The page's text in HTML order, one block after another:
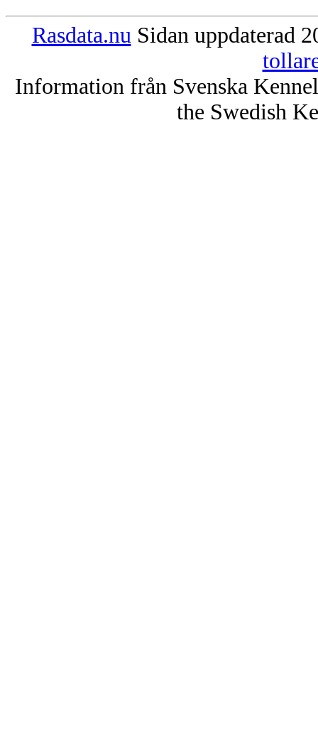
Rasdata.nu Sidan uppdaterad
Information från Svenska
the Swedish